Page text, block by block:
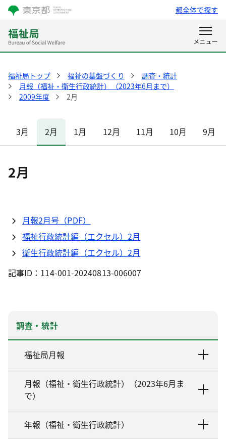
都全体で探す
福祉局トップ 福祉の基盤づくり
調査・統計
月報（福祉・衛生行政統計）（2023年6月まで）
2009年度
2月
3月 2月 1月 12月 11月 10月 9月
2月
月報2月号（PDF）
福祉行政統計編（エクセル）2月
衛生行政統計編（エクセル）2月
記事ID：114-001-20240813-006007
調査・統計
福祉局月報
月報（福祉・衛生行政統計）（2023年6月ま
で）
年報（福祉・衛生行政統計）